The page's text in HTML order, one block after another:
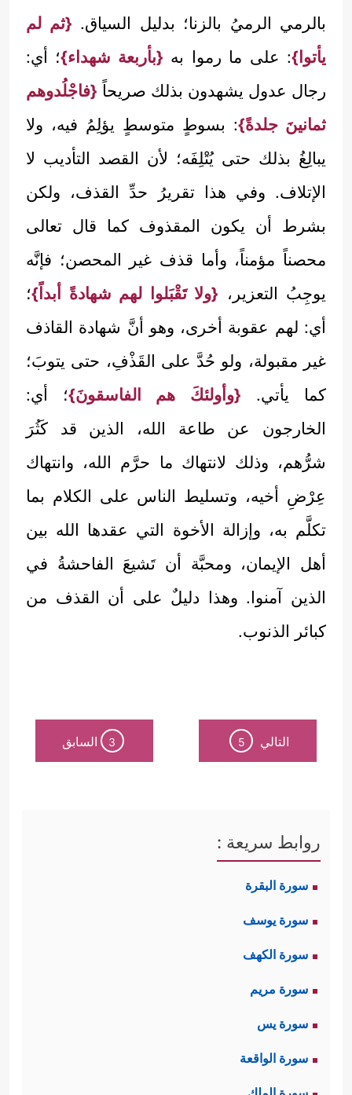
بالرمي الرميُ بالزنا؛ بدليل السياق. {ثم لم
يأتوا}: على ما رموا به {بأربعة شهداء}؛ أي:
رجال عدول يشهدون بذلك صريحاً {فاجْلُدوهم
ثمانينَ جلدةً}: بسوطٍ متوسطٍ يؤلِمُ فيه، ولا
يبالِغُ بذلك حتى يُتْلِفَه؛ لأن القصد التأديب لا
الإتلاف. وفي هذا تقريرُ حدِّ القذف، ولكن
بشرط أن يكون المقذوف كما قال تعالى
محصناً مؤمناً، وأما قذف غير المحصن؛ فإنَّه
يوجِبُ التعزير، {ولا تَقْبَلوا لهم شهادةً أبداً}؛
أي: لهم عقوبة أخرى، وهو أنَّ شهادة القاذف
غير مقبولة، ولو حُدَّ على القَذْفِ، حتى يتوبَ؛
كما يأتي. {وأولئكَ هم الفاسقونَ}؛ أي:
الخارجون عن طاعة الله، الذين قد كَثُرَ
شرُّهم، وذلك لانتهاك ما حرَّم الله، وانتهاك
عِرْضِ أخيه، وتسليط الناس على الكلام بما
تكلَّم به، وإزالة الأخوة التي عقدها الله بين
أهل الإيمان، ومحبَّة أن تَشيعَ الفاحشةُ في
الذين آمنوا. وهذا دليلٌ على أن القذف من
كبائر الذنوب.
التالي 5
3 السابق
روابط سريعة :
سورة البقرة
سورة يوسف
سورة الكهف
سورة مريم
سورة يس
سورة الواقعة